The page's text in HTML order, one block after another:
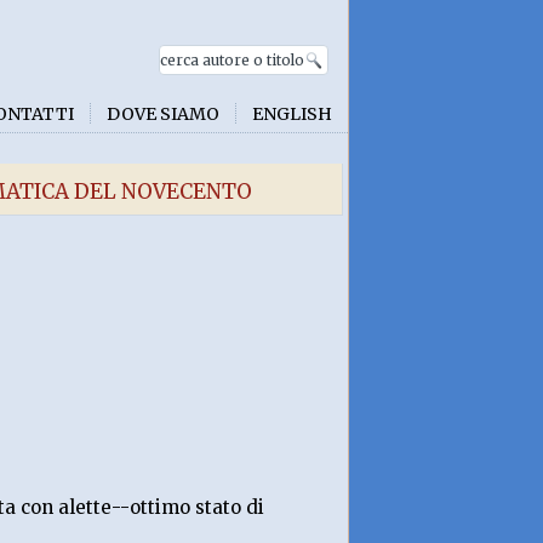
DOVE SIAMO ENGLISH
DEL NOVECENTO
con alette--ottimo stato di